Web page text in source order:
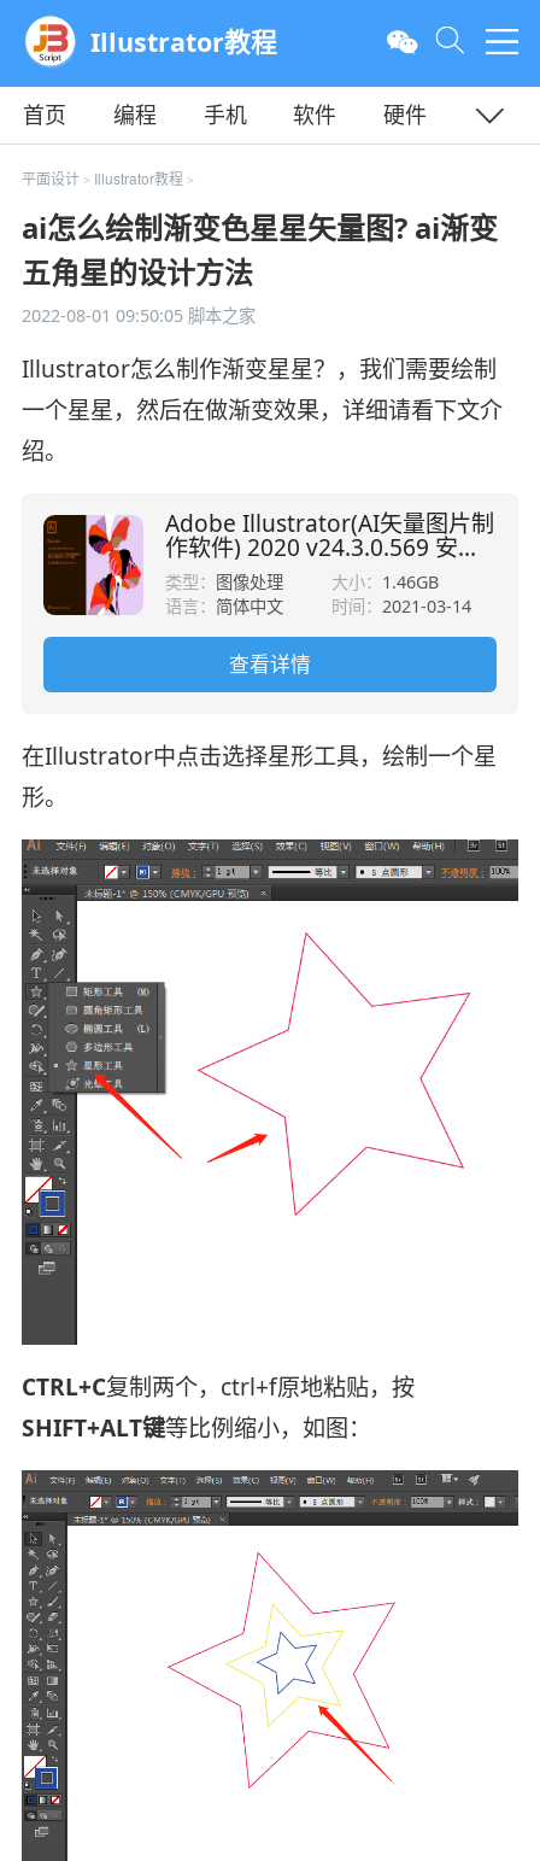
Illustrator教程
首页 编程 手机 软件
硬件
教程
平面
平面设计> Illustrator教程 >
ai怎么绘制渐变色星星矢量图? ai渐变
五角星的设计方法
2022-08-01 09:50:05脚本之家
Illustrator怎么制作渐变星星？，我们需要绘制
一个星星，然后在做渐变效果，详细请看下文介
绍。
Adobe Illustrator(AI矢量图片制
作软件) 2020 v24.3.0.569 安装
版
类型： 图像处理 大小： 1.46GB
语言： 简体中文 时间： 2021-03-14
查看详情
在Illustrator中点击选择星形工具，绘制一个星
形。
CTRL+C复制两个，ctrl+f原地粘贴，按
SHIFT+ALT键等比例缩小，如图：